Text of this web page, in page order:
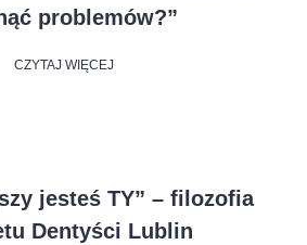
problemów?”
CZYTAJ WIĘCEJ
jesteś TY” – filozofia
Dentyści Lublin